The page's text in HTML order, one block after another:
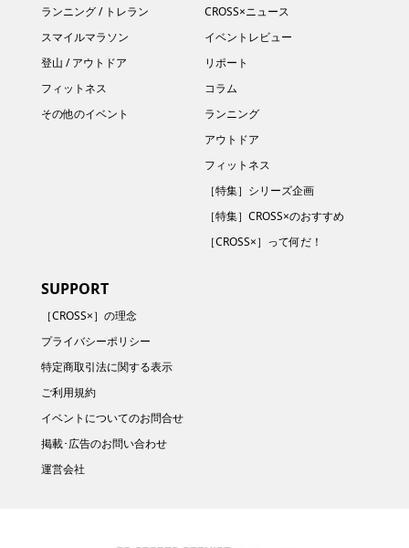
ランニング / トレラン
スマイルマラソン
登山 / アウトドア
フィットネス
その他のイベント
CROSS×ニュース
イベントレビュー
リポート
コラム
ランニング
アウトドア
フィットネス
［特集］シリーズ企画
［特集］CROSS×のおすすめ
［CROSS×］って何だ！
SUPPORT
［CROSS×］の理念
プライバシーポリシー
特定商取引法に関する表示
ご利用規約
イベントについてのお問合せ
掲載･広告のお問い合わせ
運営会社